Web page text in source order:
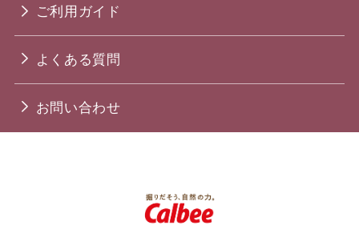
ご利用ガイド
よくある質問
お問い合わせ